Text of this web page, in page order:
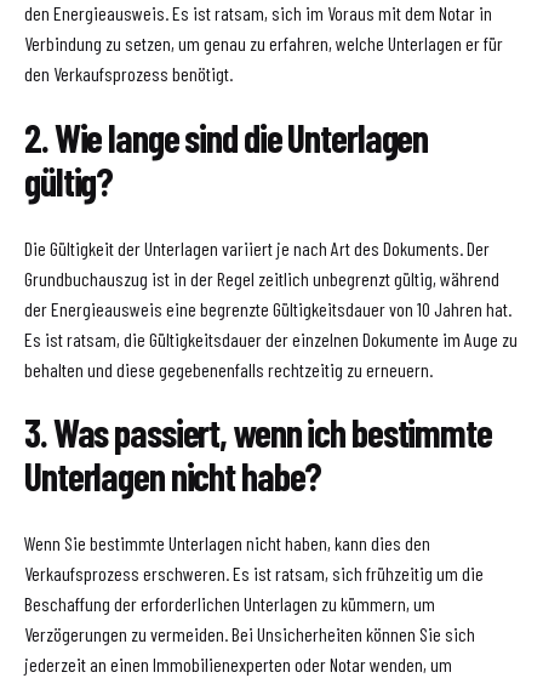
den Energieausweis. Es ist ratsam, sich im Voraus mit dem Notar in
Verbindung zu setzen, um genau zu erfahren, welche Unterlagen er für
den Verkaufsprozess benötigt.
2. Wie lange sind die Unterlagen
gültig?
Die Gültigkeit der Unterlagen variiert je nach Art des Dokuments. Der
Grundbuchauszug ist in der Regel zeitlich unbegrenzt gültig, während
der Energieausweis eine begrenzte Gültigkeitsdauer von 10 Jahren hat.
Es ist ratsam, die Gültigkeitsdauer der einzelnen Dokumente im Auge zu
behalten und diese gegebenenfalls rechtzeitig zu erneuern.
3. Was passiert, wenn ich bestimmte
Unterlagen nicht habe?
Wenn Sie bestimmte Unterlagen nicht haben, kann dies den
Verkaufsprozess erschweren. Es ist ratsam, sich frühzeitig um die
Beschaffung der erforderlichen Unterlagen zu kümmern, um
Verzögerungen zu vermeiden. Bei Unsicherheiten können Sie sich
jederzeit an einen Immobilienexperten oder Notar wenden, um